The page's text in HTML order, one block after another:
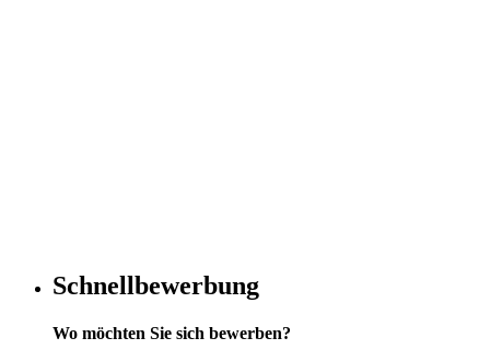
Schnellbewerbung
Wo möchten Sie sich bewerben?